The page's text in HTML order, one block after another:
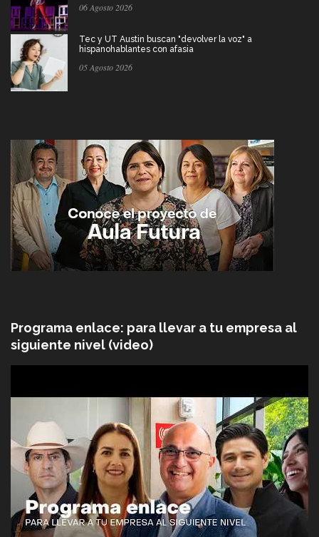
06 Agosto 2026
Tec y UT Austin buscan "devolver la voz" a
hispanohablantes con afasia
05 Agosto 2026
Programa enlace: para llevar a tu empresa al
siguiente nivel (video)